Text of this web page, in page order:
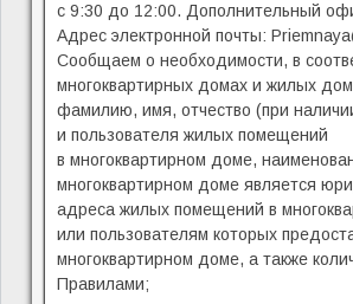
с 9:30 до 12:00. Дополнительный
Адрес электронной почты:
Сообщаем о необходимости, в
многоквартирных домах и жилых
фамилию, имя, отчество (при
и пользователя жилых помещений
в многоквартирном доме,
многоквартирном доме является
адреса жилых помещений в
или пользователям которых
многоквартирном доме, а также
Правилами;